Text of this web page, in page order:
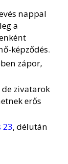
nappal
a
képződés.
zápor,
zivatarok
erős
23, délután